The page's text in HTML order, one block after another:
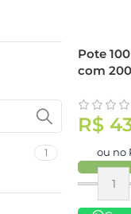
1
Pote
com
R$
ou no
Comprar